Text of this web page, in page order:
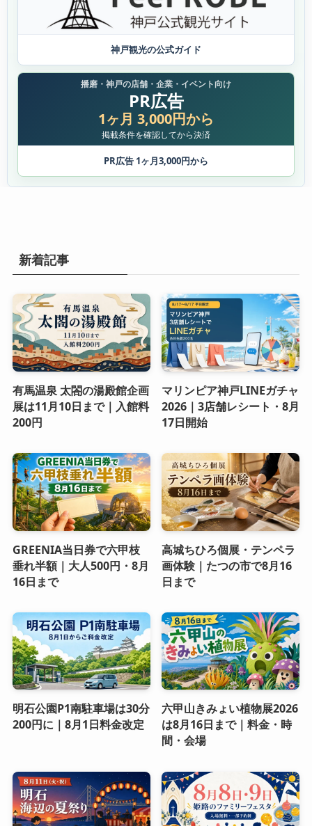
神戸観光の公式ガイド
播磨・神戸の店舗・企業・イベント向け
PR広告
1ヶ月 3,000円から
掲載条件を確認してから決済
PR広告 1ヶ月3,000円から
新着記事
有馬温泉 太閤の湯殿館企画
展は11月10日まで｜入館料
200円
マリンピア神戸LINEガチャ
2026｜3店舗レシート・8月
17日開始
GREENIA当日券で六甲枝
垂れ半額｜大人500円・8月
16日まで
高城ちひろ個展・テンペラ
画体験｜たつの市で8月16
日まで
明石公園P1南駐車場は30分
200円に｜8月1日料金改定
六甲山きみょい植物展2026
は8月16日まで｜料金・時
間・会場